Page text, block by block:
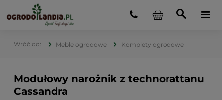
Meble ogrodowe Komplety ogrodowe
Modułowy narożnik z technorattanu
Cassandra